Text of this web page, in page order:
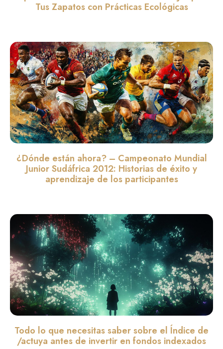
Tus Zapatos con Prácticas Ecológicas
¿Dónde están ahora? – Campeonato Mundial
Junior Sudáfrica 2012: Historias de éxito y
aprendizaje de los participantes
Todo lo que necesitas saber sobre el Índice de
/actuya antes de invertir en fondos indexados